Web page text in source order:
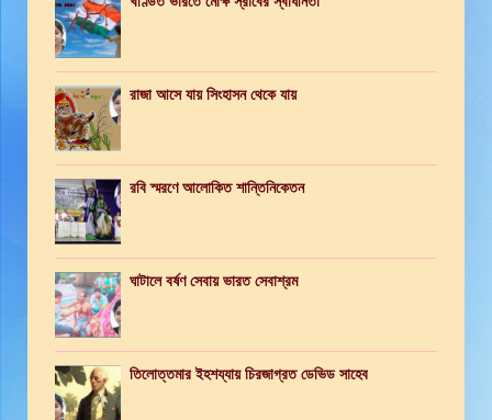
রাজা আসে যায় সিংহাসন থেকে যায়
রবি স্মরণে আলোকিত শান্তিনিকেতন
ঘাটালে বর্ষণ সেবায় ভারত সেবাশ্রম
তিলোত্তমার ইহশয্যায় চিরজাগ্রত ডেভিড সাহেব